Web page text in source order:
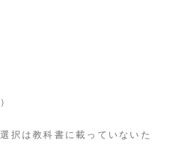
択は教科書に載っていないた